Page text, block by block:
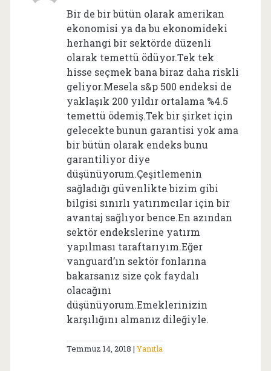
Bir de bir bütün olarak amerikan
ekonomisi ya da bu ekonomideki
herhangi bir sektörde düzenli
olarak temettü ödüyor.Tek tek
hisse seçmek bana biraz daha riskli
geliyor.Mesela s&p 500 endeksi de
yaklaşık 200 yıldır ortalama %4.5
temettü ödemiş.Tek bir şirket için
gelecekte bunun garantisi yok ama
bir bütün olarak endeks bunu
garantiliyor diye
düşünüyorum.Çeşitlemenin
sağladığı güvenlikte bizim gibi
bilgisi sınırlı yatırımcılar için bir
avantaj sağlıyor bence.En azından
sektör endekslerine yatırm
yapılması taraftarıyım.Eğer
vanguard’ın sektör fonlarına
bakarsanız size çok faydalı
olacağını
düşünüyorum.Emeklerinizin
karşılığını almanız dileğiyle.
Temmuz 14, 2018 Yanıtla